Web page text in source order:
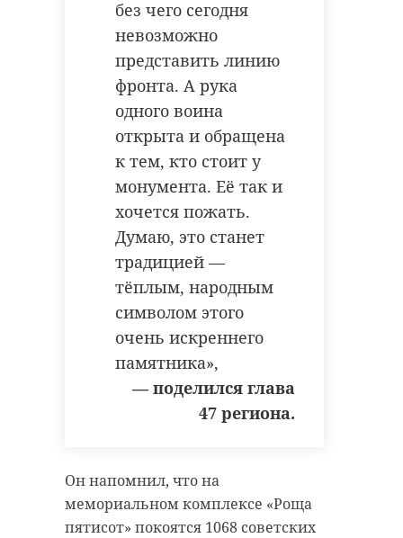
без чего сегодня
невозможно
представить линию
фронта. А рука
одного воина
открыта и обращена
к тем, кто стоит у
монумента. Её так и
хочется пожать.
Думаю, это станет
традицией —
тёплым, народным
символом этого
очень искреннего
памятника»,
— поделился глава
47 региона.
Он напомнил, что на
мемориальном комплексе «Роща
пятисот» покоятся 1068 советских
Фото: 47 канал
ивангород
Поделиться статьей:
РЕКОМЕНДУЕМ
В Ивангороде
01 августа, 10:53
В
Как все проходило - смотрите в
фоторепортаже 47 канала.
Александр
Дрозденко
участвует в
торжествах в
честь Победы в
Кингисеппе
районе Ленинградской области
мероприятия, посвященные 81-й
годовщине Победы в Великой